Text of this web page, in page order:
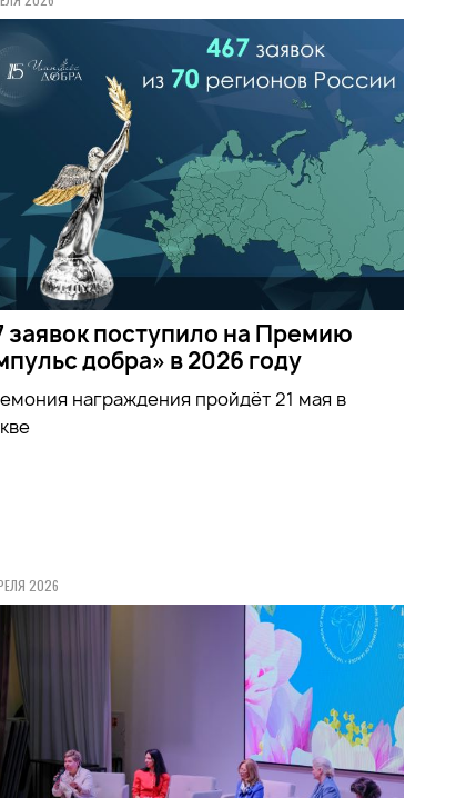
заявок поступило на Премию
добра» в 2026 году
награждения пройдёт 21 мая в
2026